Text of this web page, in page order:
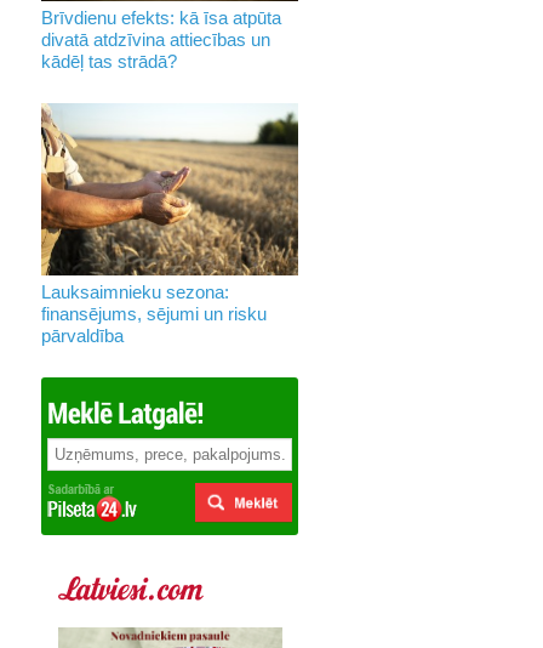
Brīvdienu efekts: kā īsa atpūta
divatā atdzīvina attiecības un
kādēļ tas strādā?
Lauksaimnieku sezona:
finansējums, sējumi un risku
pārvaldība